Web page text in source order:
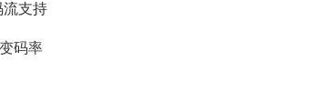
支持
码率